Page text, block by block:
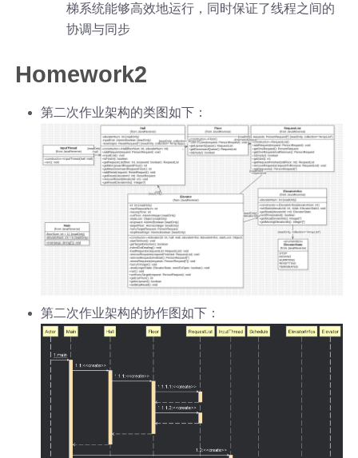
梯系统能够高效地运行，同时保证了线程之间的
协调与同步
Homework2
第二次作业架构的类图如下：
第二次作业架构的协作图如下：